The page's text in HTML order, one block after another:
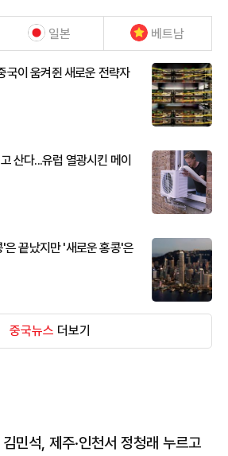
일본 베트남
이 움켜쥔 새로운 전략자
산다...유럽 열광시킨 메이
은 끝났지만 '새로운 홍콩'은
중국뉴스 더보기
김민석, 제주·인천서 정청래 누르고